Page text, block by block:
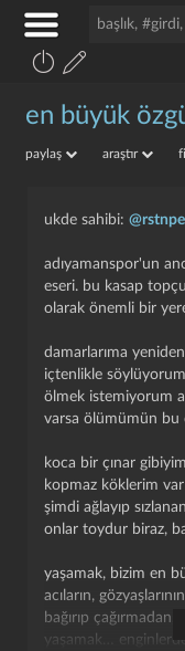
en büyük
paylaş araştır
ukde sahibi:
adıyamanspor'un
eseri. bu kasap
olarak önemli bir
damarlarıma yeniden
içtenlikle
ölmek istemiyorum
varsa ölümümün bu
koca bir çınar
kopmaz köklerim
şimdi ağlayıp
onlar toydur biraz,
yaşamak, bizim en
acıların,
bağırıp
yaşamak…